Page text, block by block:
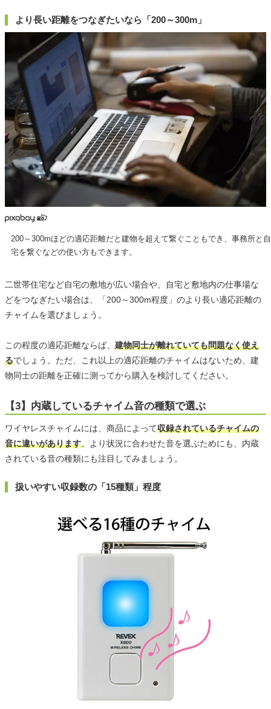
より長い距離をつなぎたいなら「200～300m」
200～300mほどの適応距離だと建物を超えて繋ぐこともでき、事務所と自
宅を繋ぐなどの使い方もできます。
二世帯住宅など自宅の敷地が広い場合や、自宅と敷地内の仕事場な
どをつなぎたい場合は、「200～300m程度」のより長い適応距離の
チャイムを選びましょう。
この程度の適応距離ならば、 建物同士が離れていても問題なく使え
るでしょう。ただ、これ以上の適応距離のチャイムはないため、建
物同士の距離を正確に測ってから購入を検討してください。
【3】内蔵しているチャイム音の種類で選ぶ
ワイヤレスチャイムには、商品によって収録されているチャイムの
音に違いがあります。より状況に合わせた音を選ぶためにも、内蔵
されている音の種類にも注目してみましょう。
扱いやすい収録数の「15種類」程度